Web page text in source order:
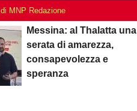
di MNP Redazione
Messina: al Thalatta una
serata di amarezza,
consapevolezza e
speranza